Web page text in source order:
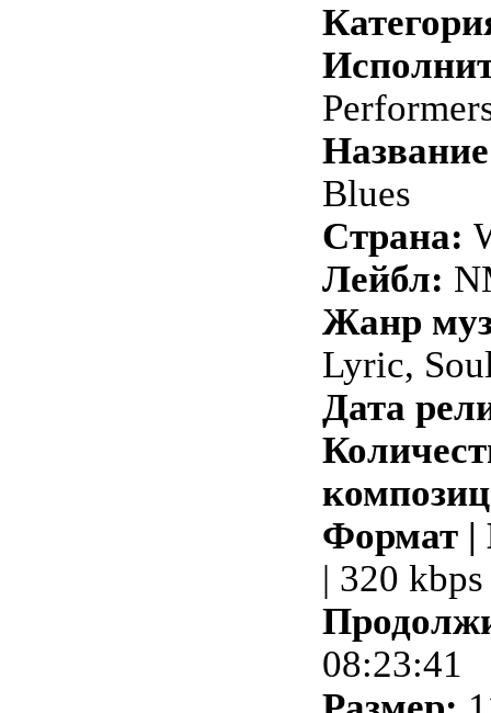
Blues
Страна:
Лейбл:
Жанр
Lyric,
Дата
Формат |
| 320 kbps
08:23:41